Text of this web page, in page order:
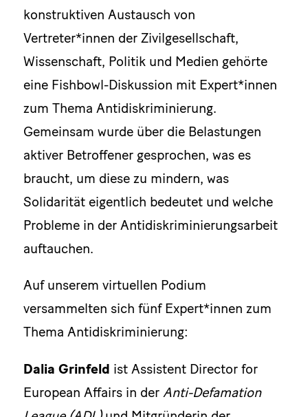
konstruktiven Austausch von
Vertreter*innen der Zivilgesellschaft,
Wissenschaft, Politik und Medien gehörte
eine Fishbowl-Diskussion mit Expert*innen
zum Thema Antidiskriminierung.
Gemeinsam wurde über die Belastungen
aktiver Betroffener gesprochen, was es
braucht, um diese zu mindern, was
Solidarität eigentlich bedeutet und welche
Probleme in der Antidiskriminierungsarbeit
auftauchen.
Auf unserem virtuellen Podium
versammelten sich fünf Expert*innen zum
Thema Antidiskriminierung:
Dalia Grinfeld ist Assistent Director for
European Affairs in der Anti-Defamation